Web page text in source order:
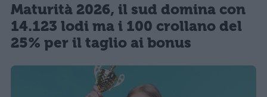
Maturità 2026, il sud domina con
14.123 lodi ma i 100 crollano del
25% per il taglio ai bonus